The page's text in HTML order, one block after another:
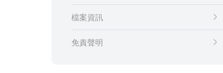
檔案資訊
免責聲明